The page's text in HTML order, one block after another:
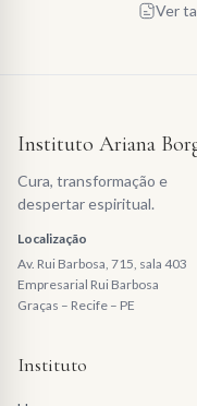
Ver
Instituto Ariana
Cura, transformação e
despertar espiritual.
Localização
Av. Rui Barbosa, 715, sala 403
Empresarial Rui Barbosa
Graças – Recife – PE
Instituto